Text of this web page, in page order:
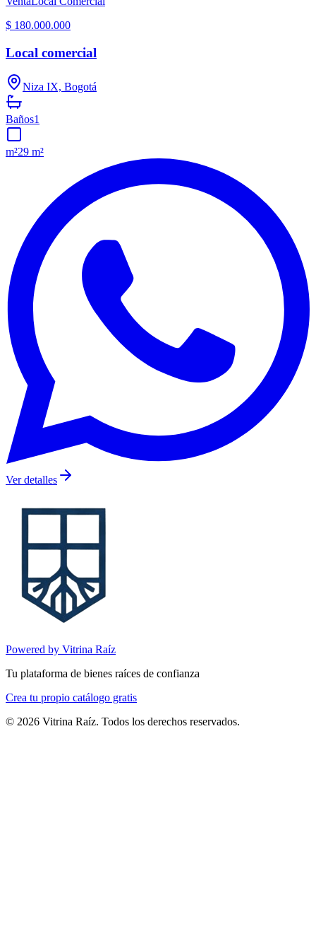
$ 180.000.000
Local comercial
Niza IX, Bogotá
Baños1
m²29 m²
Ver detalles
Powered by Vitrina Raíz
Tu plataforma de bienes raíces de confianza
Crea tu propio catálogo gratis
© 2026 Vitrina Raíz. Todos los derechos reservados.